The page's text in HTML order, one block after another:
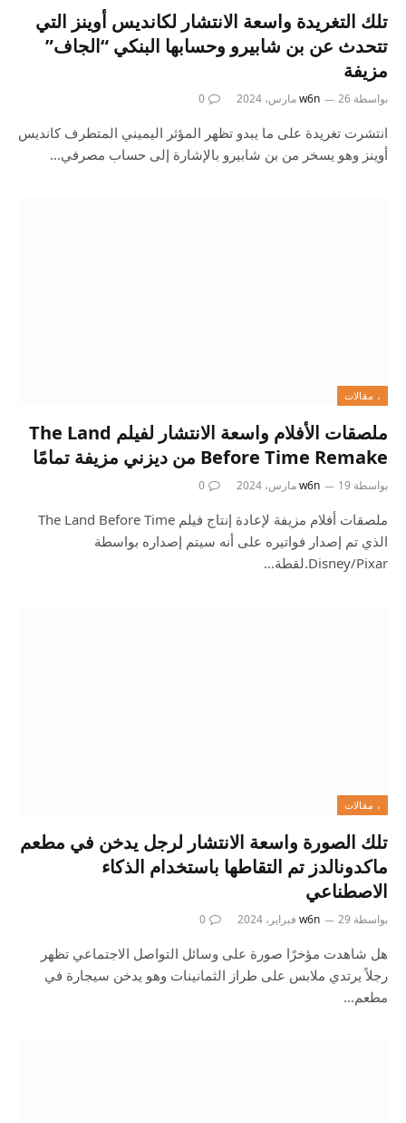
تلك التغريدة واسعة الانتشار لكانديس أوينز التي
تتحدث عن بن شابيرو وحسابها البنكي “الجاف”
مزيفة
بواسطة w6n 26 مارس، 2024 0
انتشرت تغريدة على ما يبدو تظهر المؤثر اليميني المتطرف كانديس
أوينز وهو يسخر من بن شابيرو بالإشارة إلى حساب مصرفي…
، مقالات
ملصقات الأفلام واسعة الانتشار لفيلم The Land
Before Time Remake من ديزني مزيفة تمامًا
بواسطة w6n 19 مارس، 2024 0
ملصقات أفلام مزيفة لإعادة إنتاج فيلم The Land Before Time
الذي تم إصدار فواتيره على أنه سيتم إصداره بواسطة
Disney/Pixar.لقطة…
، مقالات
تلك الصورة واسعة الانتشار لرجل يدخن في مطعم
ماكدونالدز تم التقاطها باستخدام الذكاء
الاصطناعي
بواسطة w6n 29 فبراير، 2024 0
هل شاهدت مؤخرًا صورة على وسائل التواصل الاجتماعي تظهر
رجلاً يرتدي ملابس على طراز الثمانينات وهو يدخن سيجارة في
مطعم…